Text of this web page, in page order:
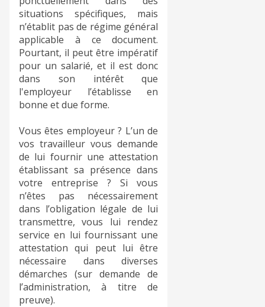
situations spécifiques, mais
n’établit pas de régime général
applicable à ce document.
Pourtant, il peut être impératif
pour un salarié, et il est donc
dans son intérêt que
l'employeur l’établisse en
bonne et due forme.
Vous êtes employeur ? L’un de
vos travailleur vous demande
de lui fournir une attestation
établissant sa présence dans
votre entreprise ? Si vous
n’êtes pas nécessairement
dans l’obligation légale de lui
transmettre, vous lui rendez
service en lui fournissant une
attestation qui peut lui être
nécessaire dans diverses
démarches (sur demande de
l’administration, à titre de
preuve).